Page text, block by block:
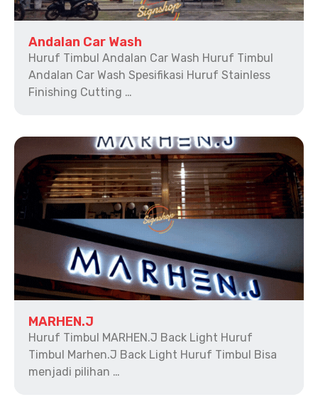
Andalan Car Wash
Huruf Timbul Andalan Car Wash Huruf Timbul
Andalan Car Wash Spesifikasi Huruf Stainless
Finishing Cutting …
MARHEN.J
Huruf Timbul MARHEN.J Back Light Huruf
Timbul Marhen.J Back Light Huruf Timbul Bisa
menjadi pilihan …